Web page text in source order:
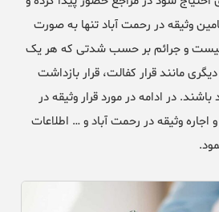
وثیقه در رحمت آباد تنها به صورت
نیست و جرائم بر حسب شدتی که هر یک
دیگری مانند قرار کفالت، قرار بازداشت
در ادامه در مورد قرار وثیقه در
وثیقه در رحمت آباد و … اطلاعات